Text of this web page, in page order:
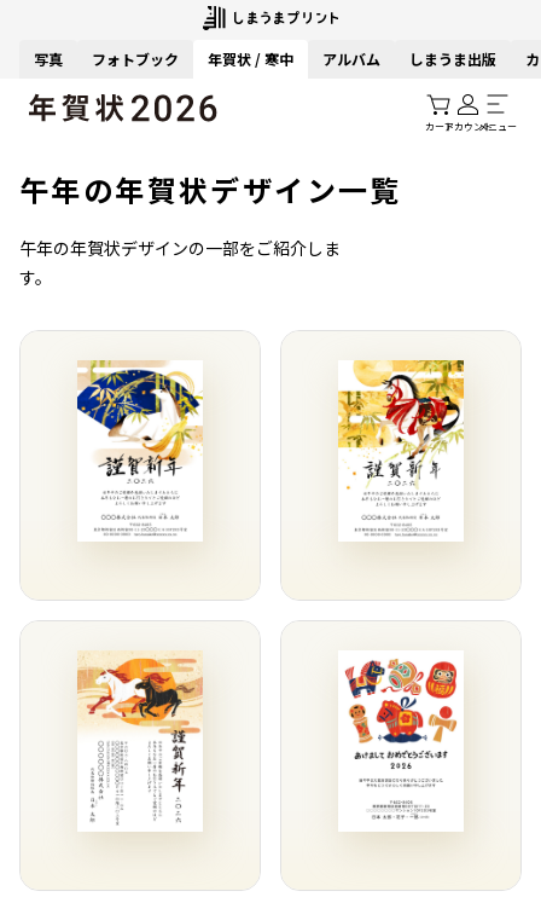
写真 フォトブック 年賀状 / 寒中 アルバム しまうま出版
カートアカウントメニュー
午年の年賀状デザイン一覧
午年の年賀状デザインの一部をご紹介しま
す。